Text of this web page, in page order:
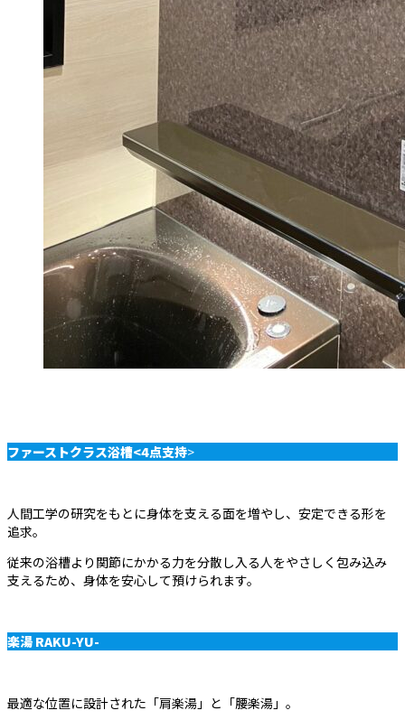
ファーストクラス浴槽<4点支持>
人間工学の研究をもとに身体を支える面を増やし、安定できる形を
追求。
従来の浴槽より関節にかかる力を分散し入る人をやさしく包み込み
支えるため、身体を安心して預けられます。
楽湯 RAKU-YU-
最適な位置に設計された「肩楽湯」と「腰楽湯」。